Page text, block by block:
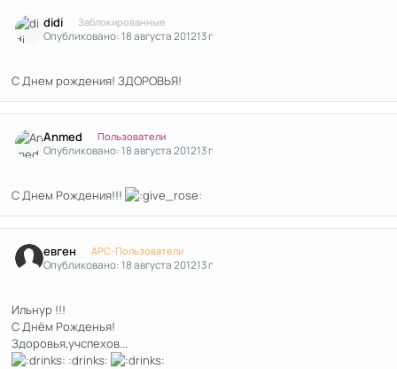
didi Заблокированные
Опубликовано:18 августа 201213 г
С Днем рождения! ЗДОРОВЬЯ!
Anmed Пользователи
Опубликовано:18 августа 201213 г
С Днем Рождения!!!
евген APC-Пользователи
Опубликовано:18 августа 201213 г
Ильнур !!!
С Днём Рожденья!
Здоровья,учспехов...
:drinks: